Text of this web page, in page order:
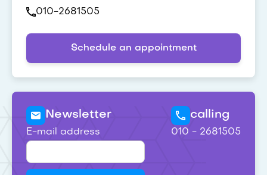
010-2681505
Schedule an appointment
Newsletter
E-mail address
calling
010 - 2681505